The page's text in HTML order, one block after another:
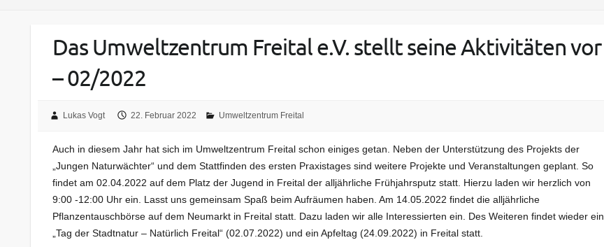
Das Umweltzentrum Freital e.V. stellt seine Aktivitäten vor
– 02/2022
Lukas Vogt 22. Februar 2022 Umweltzentrum Freital
Auch in diesem Jahr hat sich im Umweltzentrum Freital schon einiges getan. Neben der Unterstützung des Projekts der
„Jungen Naturwächter“ und dem Stattfinden des ersten Praxistages sind weitere Projekte und Veranstaltungen geplant. So
findet am 02.04.2022 auf dem Platz der Jugend in Freital der alljährliche Frühjahrsputz statt. Hierzu laden wir herzlich von
9:00 -12:00 Uhr ein. Lasst uns gemeinsam Spaß beim Aufräumen haben. Am 14.05.2022 findet die alljährliche
Pflanzentauschbörse auf dem Neumarkt in Freital statt. Dazu laden wir alle Interessierten ein. Des Weiteren findet wieder ein
„Tag der Stadtnatur – Natürlich Freital“ (02.07.2022) und ein Apfeltag (24.09.2022) in Freital statt.